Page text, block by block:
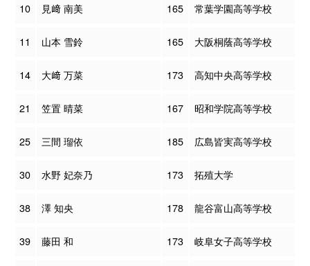
10 見﨑 南美 165 常葉学園高等学校
11 山本 雪鈴 165 大阪桐蔭高等学校
14 大﨑 万菜 173 高知中央高等学校
21 笠置 晴菜 167 昭和学院高等学校
25 三間 瑠依 185 広島皆実高等学校
30 水野 妃奈乃 173 拓殖大学
38 澤 知央 178 龍谷富山高等学校
39 藤田 和 173 岐阜女子高等学校